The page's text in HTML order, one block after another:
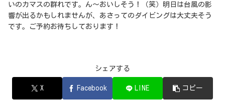
いのカマスの群れです。ん～おいしそう！（笑）明日は台風の影
響が出るかもしれませんが、あさってのダイビングは大丈夫そう
です。ご予約お待ちしております！
シェアする
X Facebook LINE コピー